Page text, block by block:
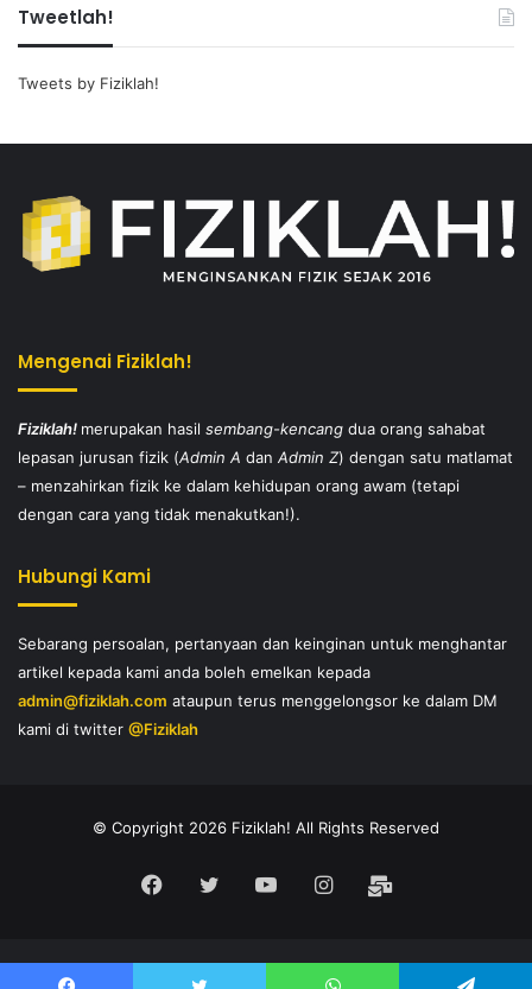
Tweetlah!
Tweets by Fiziklah!
Mengenai Fiziklah!
Fiziklah! merupakan hasil sembang-kencang dua orang sahabat
lepasan jurusan fizik (Admin A dan Admin Z) dengan satu matlamat
– menzahirkan fizik ke dalam kehidupan orang awam (tetapi
dengan cara yang tidak menakutkan!).
Hubungi Kami
Sebarang persoalan, pertanyaan dan keinginan untuk menghantar
artikel kepada kami anda boleh emelkan kepada
admin@fiziklah.com ataupun terus menggelongsor ke dalam DM
kami di twitter @Fiziklah
© Copyright 2026 Fiziklah! All Rights Reserved
Facebook
TwitterYouTubeInstagram
E-